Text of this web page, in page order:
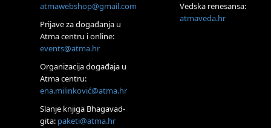
Online
Postanite Nositelj Vibracije Nove Zemlje
Visoko
Alemka Dauskardt – Jednodnevna radionica sistemskih
konstelacija
Zagreb
HOD PO ŽERAVICI – Seminar koji mijenja tijelo, duh i um
SoulFest – Festival glazbe, mudrosti i zajedništva
atmawebshop@gmail.com
Prijave za događanja u
Atma centru i online:
events@atma.hr
Organizacija događaja u
Atma centru:
ena.milinković@atma.hr
Slanje knjiga Bhagavad-
gita: paketi@atma.hr
Vedska renesansa:
atmaveda.hr